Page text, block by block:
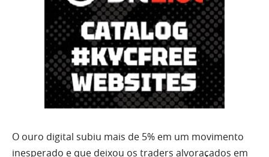
O ouro digital subiu mais de 5% em um movimento
inesperado e que deixou os traders alvoraçados em